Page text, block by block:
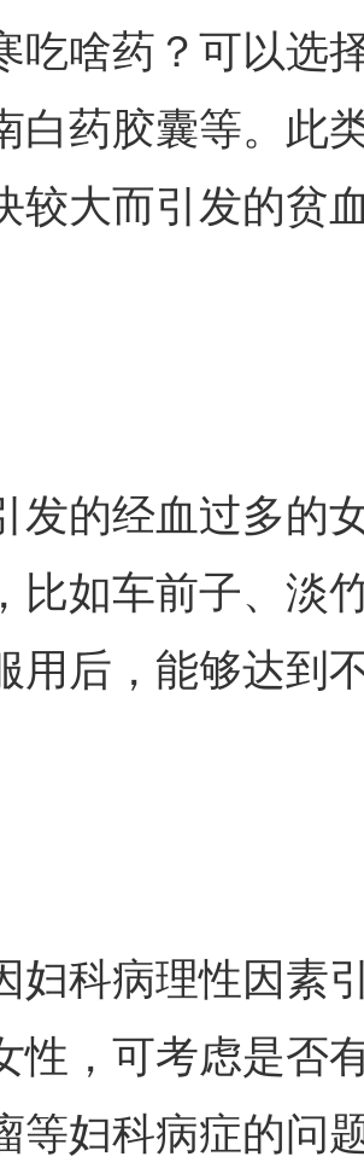
吃啥药？可以选
白药胶囊等。此
较大而引发的贫
发的经血过多的
比如车前子、淡
用后，能够达到
妇科病理性因素
性，可考虑是否
等妇科病症的问